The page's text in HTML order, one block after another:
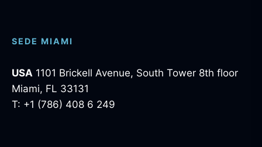
SEDE MIAMI
USA 1101 Brickell Avenue, South Tower 8th floor
Miami, FL 33131
T: +1 (786) 408 6 249